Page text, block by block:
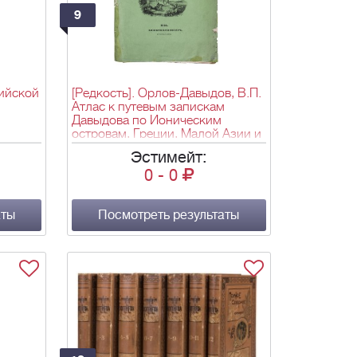
его
см.
9
[Редкость]. Орлов-Давыдов, В.П.
Атлас к путевым запискам
Давыдова по Ионическим
островам, Греции, Малой Азии и
Турции. - СПб.: тип. Фишера,
1840. - [4] л., [33] л. ил. (ил., карт.,
план.); 49,5х34 см.
Эстимейт:
0- 0
Посмотреть результаты